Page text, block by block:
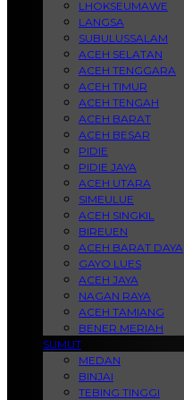
LHOKSEUMAWE
LANGSA
SUBULUSSALAM
ACEH SELATAN
ACEH TENGGARA
ACEH TIMUR
ACEH TENGAH
ACEH BARAT
ACEH BESAR
PIDIE
PIDIE JAYA
ACEH UTARA
SIMEULUE
ACEH SINGKIL
BIREUEN
ACEH BARAT DAYA
GAYO LUES
ACEH JAYA
NAGAN RAYA
ACEH TAMIANG
BENER MERIAH
SUMUT
MEDAN
BINJAI
TEBING TINGGI